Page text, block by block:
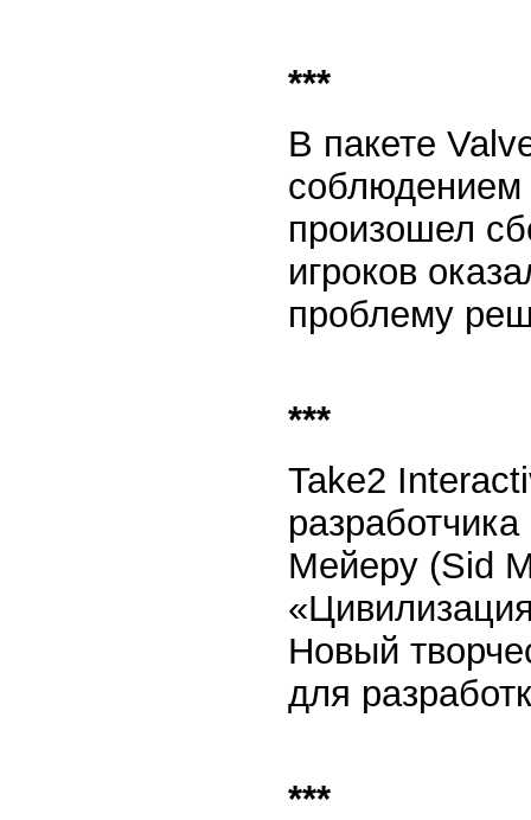
***
В пакете
соблюдением
произошел
игроков
проблему
***
Take2
Мейеру (Sid
Новый
для
***